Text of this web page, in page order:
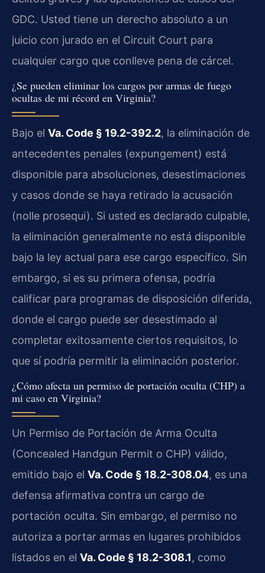
GDC. Usted tiene un derecho absoluto a un
juicio con jurado en el Circuit Court para
cualquier cargo que conlleve pena de cárcel.
¿Se pueden eliminar los cargos por armas de fuego
ocultas de mi récord en Virginia?
Bajo el Va. Code § 19.2-392.2, la eliminación de
antecedentes penales (expungement) está
disponible para absoluciones, desestimaciones
y casos donde se haya retirado la acusación
(nolle prosequi). Si usted es declarado culpable,
la eliminación generalmente no está disponible
bajo la ley actual para ese cargo específico. Sin
embargo, si es su primera ofensa, podría
calificar para programas de disposición diferida,
donde el cargo puede ser desestimado al
completar exitosamente ciertos requisitos, lo
que sí podría permitir la eliminación posterior.
¿Cómo afecta un permiso de portación oculta (CHP) a
mi caso en Virginia?
Un Permiso de Portación de Arma Oculta
(Concealed Handgun Permit o CHP) válido,
emitido bajo el Va. Code § 18.2-308.04, es una
defensa afirmativa contra un cargo de
portación oculta. Sin embargo, el permiso no
autoriza a portar armas en lugares prohibidos
listados en el Va. Code § 18.2-308.1, como